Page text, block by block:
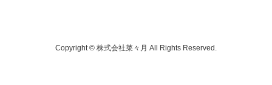
Copyright © 株式会社菜々月 All Rights Reserved.